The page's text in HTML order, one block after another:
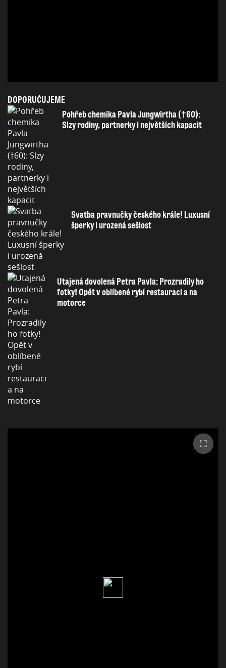
DOPORUČUJEME
Pohřeb chemika Pavla Jungwirtha (†60):
Slzy rodiny, partnerky i největších kapacit
Svatba pravnučky českého krále! Luxusní
šperky i urozená sešlost
Utajená dovolená Petra Pavla: Prozradily ho
fotky! Opět v oblíbené rybí restauraci a na
motorce